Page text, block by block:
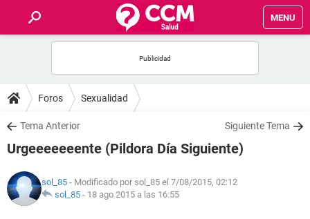
MENU
FOROS
SALUD
FAMILIA
NUTRICIÓN
Foros Sexualidad
Tema Anterior Siguiente Tema
Urgeeeeeeente (Pildora Día Siguiente)
sol_85 - Modificado por sol_85 el 7/08/2015, 02:12
sol_85 - 18 ago 2015 a las 16:55